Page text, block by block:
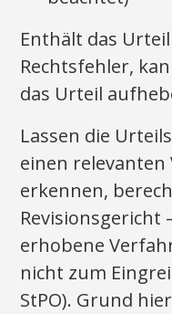
Enthält das
Rechtsfehler,
das Urteil
Lassen die
einen
erkennen,
Revisionsgericht
erhobene
nicht zum
StPO). Grund